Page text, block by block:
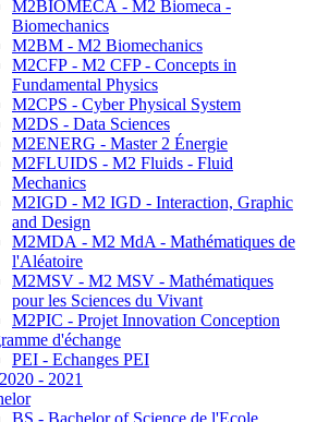
M2BIOMECA - M2 Biomeca -
Biomechanics
M2BM - M2 Biomechanics
M2CFP - M2 CFP - Concepts in
Fundamental Physics
M2CPS - Cyber Physical System
M2DS - Data Sciences
M2ENERG - Master 2 Énergie
M2FLUIDS - M2 Fluids - Fluid
Mechanics
M2IGD - M2 IGD - Interaction, Graphic
and Design
M2MDA - M2 MdA - Mathématiques de
l'Aléatoire
M2MSV - M2 MSV - Mathématiques
pour les Sciences du Vivant
M2PIC - Projet Innovation Conception
d'échange
PEI - Echanges PEI
- 2021
BS - Bachelor of Science de l'Ecole